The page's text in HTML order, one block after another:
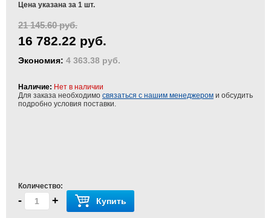
Цена указана за 1 шт.
21 145.60 руб.
16 782.22 руб.
Экономия: 4 363.38 руб.
Наличие: Нет в наличии
Для заказа необходимо связаться с нашим менеджером и обсудить
подробно условия поставки.
Количество:
- + Купить